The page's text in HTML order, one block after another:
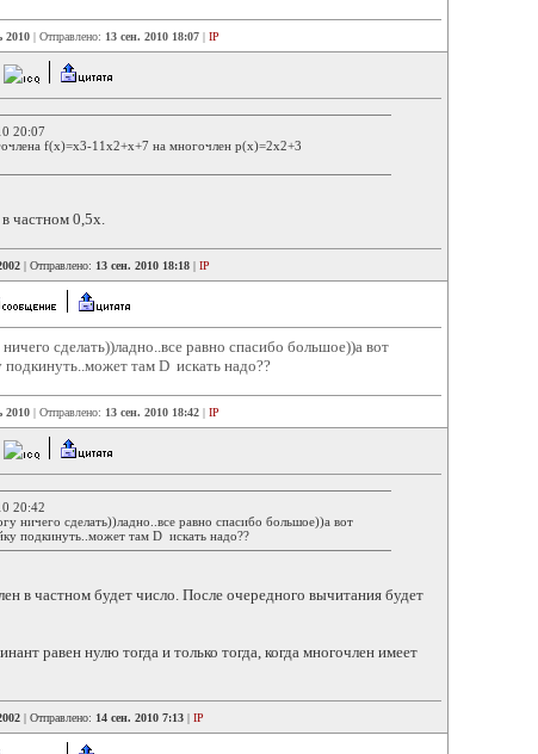
2010 | Отправлено: 13 сен. 2010 18:07 | IP
20:07
f(х)=х3-11х2+х+7 на многочлен р(х)=2х2+3
частном 0,5х.
| Отправлено: 13 сен. 2010 18:18 | IP
сделать))ладно..все равно спасибо большое))а вот
там D искать надо??
2010 | Отправлено: 13 сен. 2010 18:42 | IP
20:42
ничего сделать))ладно..все равно спасибо большое))а вот
подкинуть..может там D искать надо??
в частном будет число. После очередного вычитания будет
равен нулю тогда и только тогда, когда многочлен имеет
| Отправлено: 14 сен. 2010 7:13 | IP